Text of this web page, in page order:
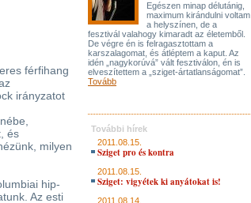
férfihang
irányzatot
és
milyen
hip-
Az esti
Egészen minap délutánig,
maximum kirándulni voltam
a helyszínen, de a
fesztivál valahogy kimaradt az életemből.
De végre én is felragasztottam a
karszalagomat, és átléptem a kaput. Az
idén „nagykorúvá” vált fesztiválon, én is
elveszítettem a „sziget-ártatlanságomat”.
Tovább
További hírek
2011.08.15.
Sziget pro és kontra
2011.08.15.
Sziget: vigyétek ki anyátokat is!
2011.08.14.